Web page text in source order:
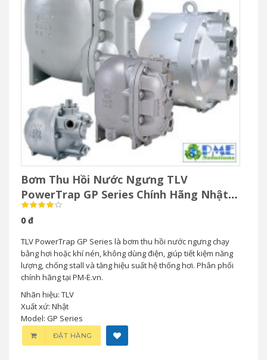
Bơm Thu Hồi Nước Ngưng TLV
PowerTrap GP Series Chính Hãng Nhật
Bản
0 đ
TLV PowerTrap GP Series là bơm thu hồi nước ngưng chạy
bằng hơi hoặc khí nén, không dùng điện, giúp tiết kiệm năng
lượng, chống stall và tăng hiệu suất hệ thống hơi. Phân phối
chính hãng tại PM-E.vn.
Nhãn hiệu: TLV
Xuất xứ: Nhật
Model: GP Series
ĐẶT HÀNG